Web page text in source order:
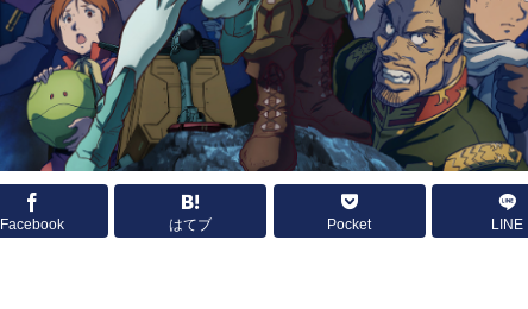
Facebook はてブ Pocket LINE